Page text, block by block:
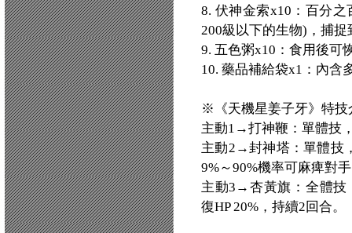
8. 伏神金索x10：百分
200級以下的生物)，捕
9. 五色粥x10：食用後可
10. 藥品補給袋x1：內含
※《天機星姜子牙》特技
主動1→打神鞭：單體技
主動2→封神塔：單體技
9%～90%機率可麻痺對
主動3→杏黃旗：全體技
復HP 20%，持續2回合。